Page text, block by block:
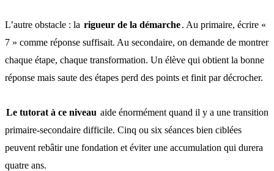
L’autre obstacle : la rigueur de la démarche. Au primaire, écrire «
7 » comme réponse suffisait. Au secondaire, on demande de montrer
chaque étape, chaque transformation. Un élève qui obtient la bonne
réponse mais saute des étapes perd des points et finit par décrocher.
Le tutorat à ce niveau aide énormément quand il y a une transition
primaire-secondaire difficile. Cinq ou six séances bien ciblées
peuvent rebâtir une fondation et éviter une accumulation qui durera
quatre ans.